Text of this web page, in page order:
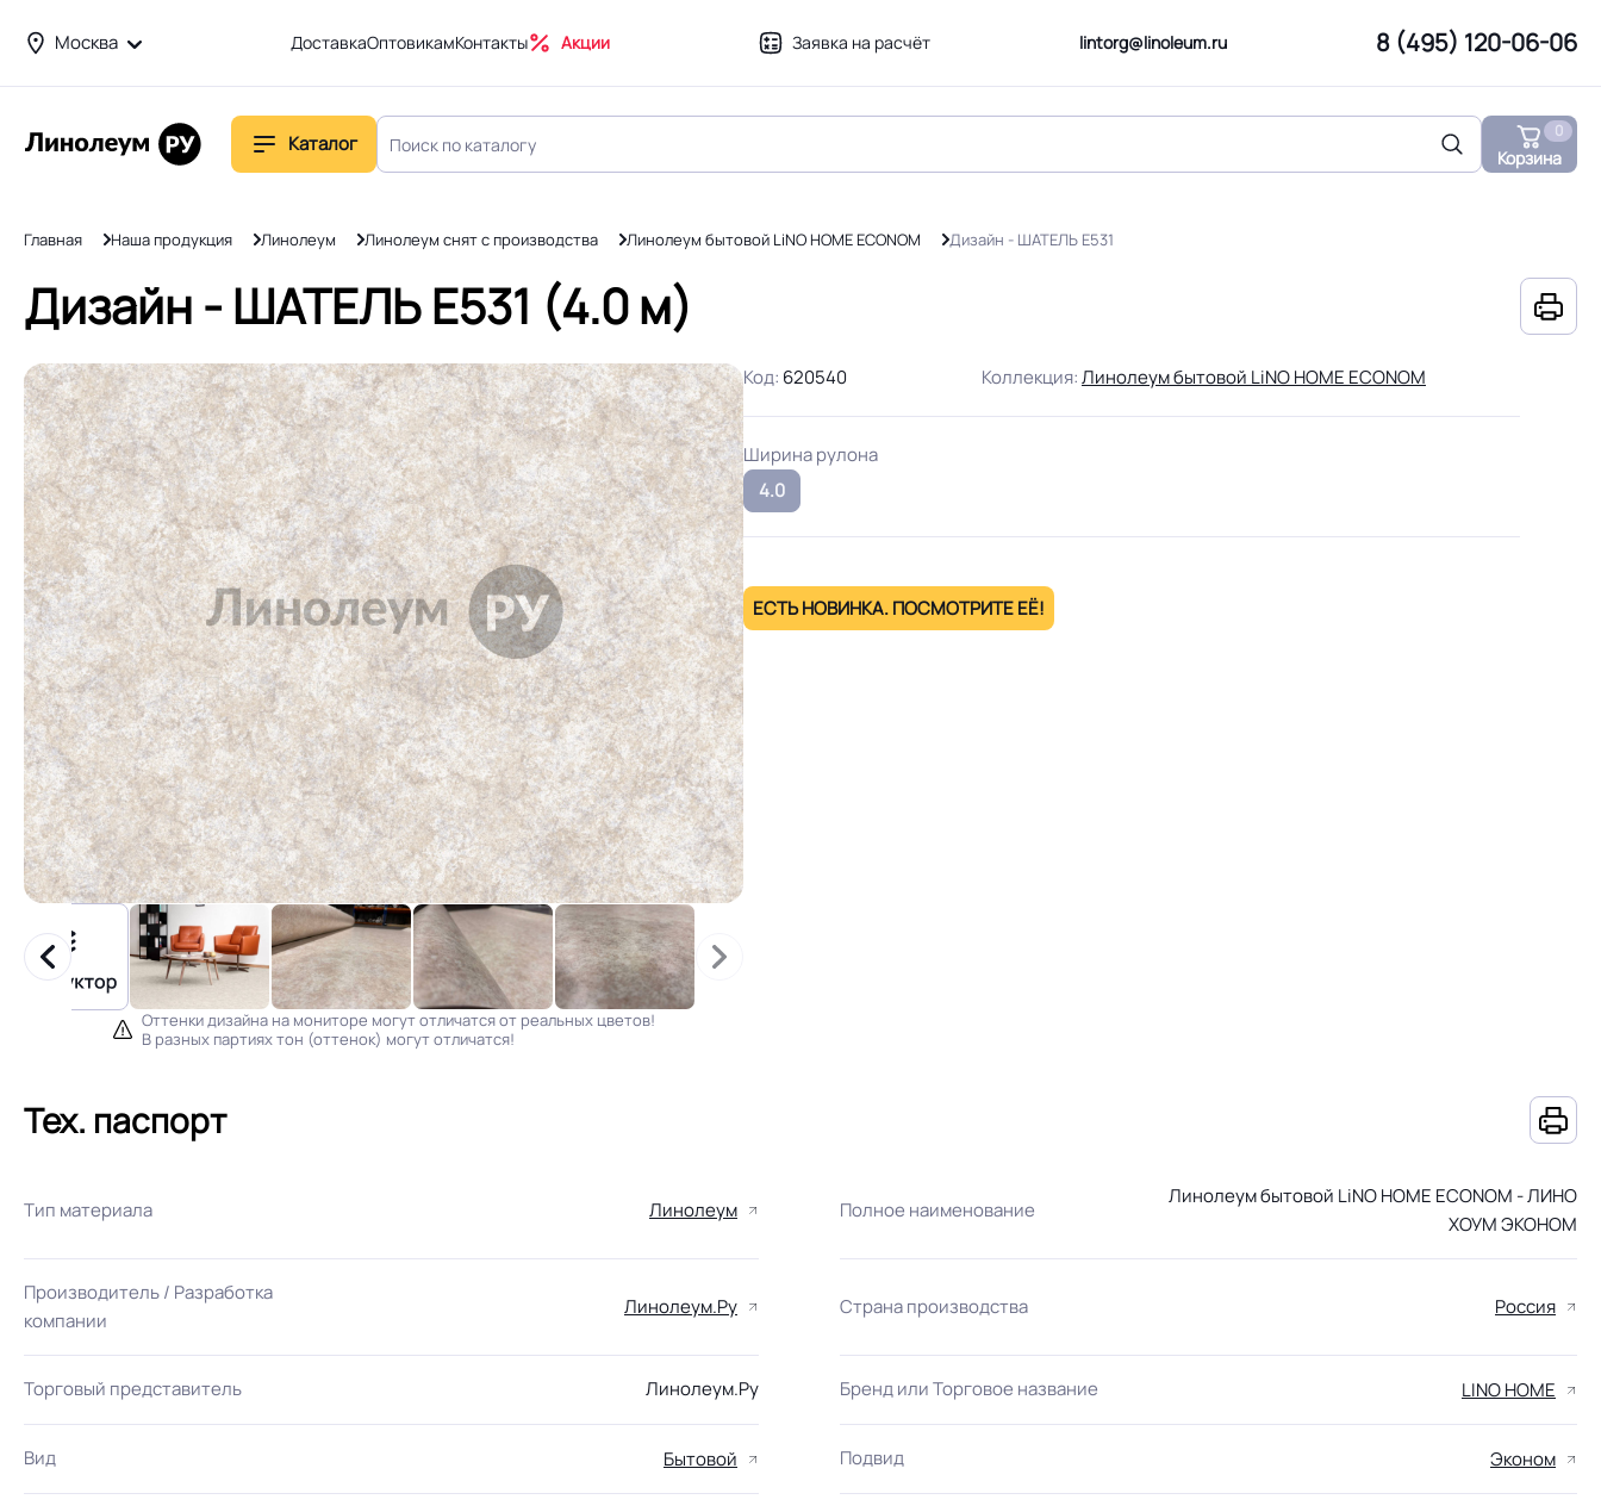
Москва ДоставкаОптовикамКонтакты Акции Заявка на расчёт lintorg@linoleum.ru 8 (495) 120-06-06
Каталог
Корзина
0
Главная Наша продукция Линолеум Линолеум снят с производства Линолеум бытовой LiNO HOME ECONOM Дизайн - ШАТЕЛЬ Е531
Дизайн - ШАТЕЛЬ Е531 (4.0 м)
Оттенки дизайна на мониторе могут отличатся от реальных цветов!
В разных партиях тон (оттенок) могут отличатся!
Код: 620540 Коллекция:Линолеум бытовой LiNO HOME ECONOM
Ширина рулона
4.0
ЕСТЬ НОВИНКА. ПОСМОТРИТЕ ЕЁ!
Тех. паспорт
Тип материала Линолеум Полное наименование
Линолеум бытовой LiNO HOME ECONOM - ЛИНО
ХОУМ ЭКОНОМ
Производитель / Разработка
компании
Линолеум.Ру Страна производства Россия
Торговый представитель Линолеум.Ру Бренд или Торговое название LINO HOME
Вид Бытовой Подвид Эконом